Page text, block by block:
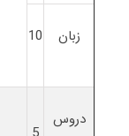
زبان 10
دروس